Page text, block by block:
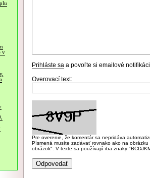
v
Prihláste sa a povoľte si emailové
Overovací text:
Pre overenie, že komentár sa nepridáva
Písmená musíte zadávať rovnako ako na
obrázok". V texte sa používajú iba znaky